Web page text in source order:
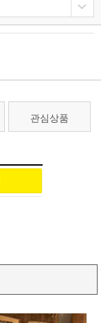
관심상품